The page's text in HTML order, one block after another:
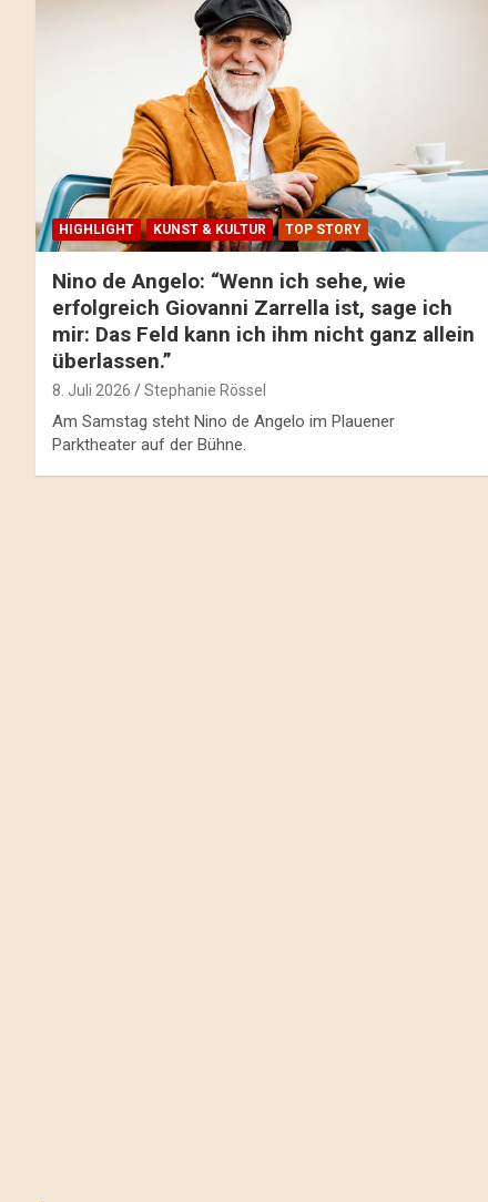
HIGHLIGHT KUNST & KULTUR TOP STORY
Nino de Angelo: “Wenn ich sehe, wie
erfolgreich Giovanni Zarrella ist, sage ich
mir: Das Feld kann ich ihm nicht ganz allein
überlassen.”
8. Juli 2026 Stephanie Rössel
Am Samstag steht Nino de Angelo im Plauener
Parktheater auf der Bühne.